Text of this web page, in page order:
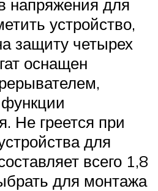
напряжения для
устройство,
защиту четырех
оснащен
Не греется при
для
всего 1,8
для монтажа